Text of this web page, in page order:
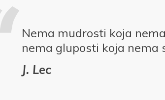
Nema mudrosti koja
nema gluposti koja nema
J. Lec